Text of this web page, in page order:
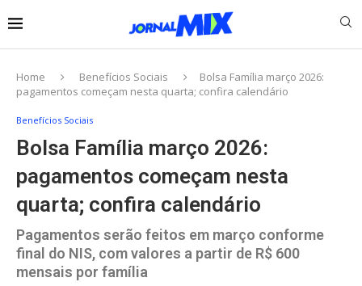
Home Benefícios Sociais
Bolsa Família março 2026:
pagamentos começam nesta quarta; confira calendário
Benefícios Sociais
Bolsa Família março 2026:
pagamentos começam nesta
quarta; confira calendário
Pagamentos serão feitos em março conforme
final do NIS, com valores a partir de R$ 600
mensais por família